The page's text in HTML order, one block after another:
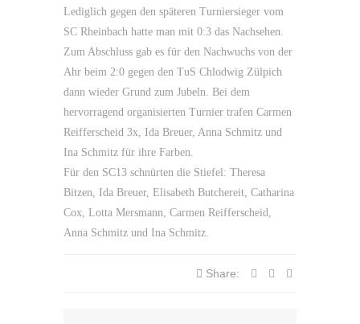
Lediglich gegen den späteren Turniersieger vom
SC Rheinbach hatte man mit 0:3 das Nachsehen.
Zum Abschluss gab es für den Nachwuchs von der
Ahr beim 2:0 gegen den TuS Chlodwig Zülpich
dann wieder Grund zum Jubeln. Bei dem
hervorragend organisierten Turnier trafen Carmen
Reifferscheid 3x, Ida Breuer, Anna Schmitz und
Ina Schmitz für ihre Farben.
Für den SC13 schnürten die Stiefel: Theresa
Bitzen, Ida Breuer, Elisabeth Butchereit, Catharina
Cox, Lotta Mersmann, Carmen Reifferscheid,
Anna Schmitz und Ina Schmitz.
Share: